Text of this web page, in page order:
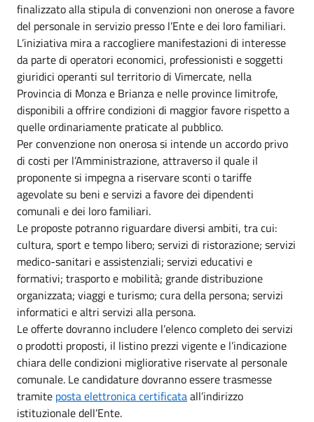
finalizzato alla stipula di convenzioni non onerose a favore
del personale in servizio presso l’Ente e dei loro familiari.
L’iniziativa mira a raccogliere manifestazioni di interesse
da parte di operatori economici, professionisti e soggetti
giuridici operanti sul territorio di Vimercate, nella
Provincia di Monza e Brianza e nelle province limitrofe,
disponibili a offrire condizioni di maggior favore rispetto a
quelle ordinariamente praticate al pubblico.
Per convenzione non onerosa si intende un accordo privo
di costi per l’Amministrazione, attraverso il quale il
proponente si impegna a riservare sconti o tariffe
agevolate su beni e servizi a favore dei dipendenti
comunali e dei loro familiari.
Le proposte potranno riguardare diversi ambiti, tra cui:
cultura, sport e tempo libero; servizi di ristorazione; servizi
medico-sanitari e assistenziali; servizi educativi e
formativi; trasporto e mobilità; grande distribuzione
organizzata; viaggi e turismo; cura della persona; servizi
informatici e altri servizi alla persona.
Le offerte dovranno includere l’elenco completo dei servizi
o prodotti proposti, il listino prezzi vigente e l’indicazione
chiara delle condizioni migliorative riservate al personale
comunale. Le candidature dovranno essere trasmesse
tramite posta elettronica certificataall’indirizzo
istituzionale dell’Ente.